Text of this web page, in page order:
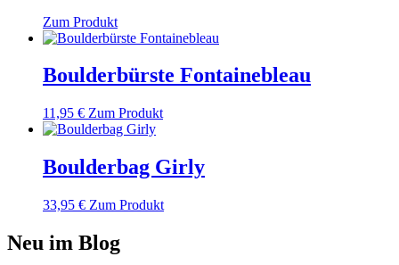
Zum Produkt
Boulderbürste Fontainebleau
11,95 € Zum Produkt
Boulderbag Girly
33,95 € Zum Produkt
Neu im Blog